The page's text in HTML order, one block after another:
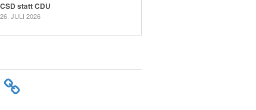
CSD statt CDU
26. JULI 2026